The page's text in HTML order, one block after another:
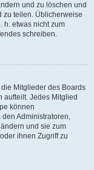
und zu löschen und
zu teilen. Üblicherweise
h. etwas nicht zum
schreiben.
Mitglieder des Boards
aufteilt. Jedes Mitglied
können
Administratoren,
und sie zum
ihnen Zugriff zu